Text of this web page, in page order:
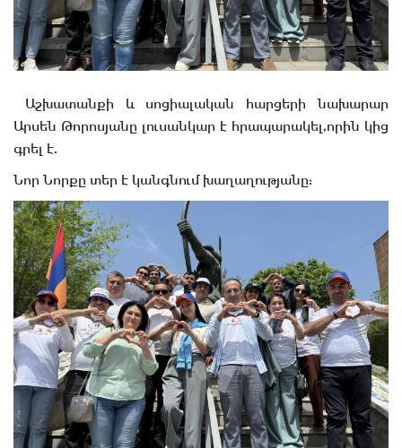
Աշխատանքի և սոցիալական հարցերի նախարար
Արսեն Թորոսյանը լուսանկար է հրապարակել,որին կից
գրել է.
Նոր Նորքը տեր է կանգնում խաղաղությանը: